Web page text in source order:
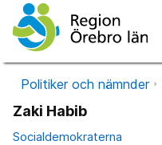
Politiker och nämnder
Zaki Habib
Socialdemokraterna